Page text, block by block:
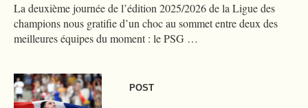
La deuxième journée de l’édition 2025/2026 de la Ligue des
champions nous gratifie d’un choc au sommet entre deux des
meilleures équipes du moment : le PSG …
POST